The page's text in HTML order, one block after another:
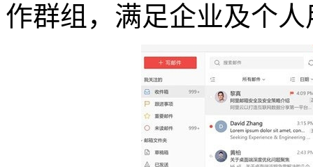
作群组，满足企业及个